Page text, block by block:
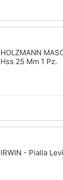
HOLZMANN
Hss 25 Mm 1 Pz.
IRWIN - Pialla